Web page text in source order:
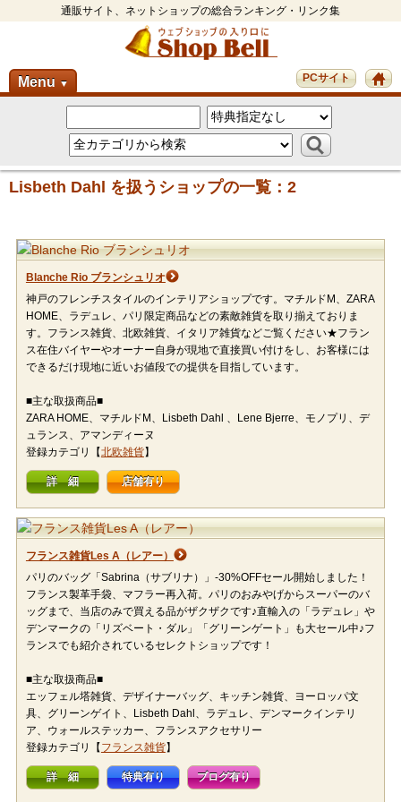
通販サイト、ネットショップの総合ランキング・リンク集
Menu ▼ PCサイト
Lisbeth Dahl を扱うショップの一覧：2
Blanche Rio ブランシュリオ
神戸のフレンチスタイルのインテリアショップです。マチルドM、ZARA
HOME、ラデュレ、パリ限定商品などの素敵雑貨を取り揃えておりま
す。フランス雑貨、北欧雑貨、イタリア雑貨などご覧ください★フラン
ス在住バイヤーやオーナー自身が現地で直接買い付けをし、お客様には
できるだけ現地に近いお値段での提供を目指しています。
■主な取扱商品■
ZARA HOME、マチルドM、Lisbeth Dahl 、Lene Bjerre、モノプリ、デ
ュランス、アマンディーヌ
登録カテゴリ【北欧雑貨】
詳 細 店舗有り
フランス雑貨Les A（レアー）
パリのバッグ「Sabrina（サブリナ）」-30%OFFセール開始しました！
フランス製革手袋、マフラー再入荷。パリのおみやげからスーパーのバ
ッグまで、当店のみで買える品がザクザクです♪直輸入の「ラデュレ」や
デンマークの「リズベート・ダル」「グリーンゲート」も大セール中♪フ
ランスでも紹介されているセレクトショップです！
■主な取扱商品■
エッフェル塔雑貨、デザイナーバッグ、キッチン雑貨、ヨーロッパ文
具、グリーンゲイト、Lisbeth Dahl、ラデュレ、デンマークインテリ
ア、ウォールステッカー、フランスアクセサリー
登録カテゴリ【 フランス雑貨】
詳 細 特典有り ブログ有り